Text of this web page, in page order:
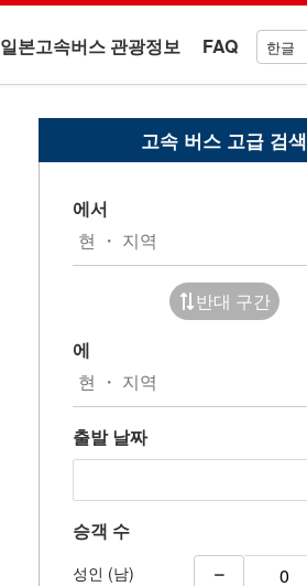
일본고속버스 관광정보 FAQ
고속 버스 고급 검색
에서
반대 구간
에
출발 날짜
승객 수
성인 (남)